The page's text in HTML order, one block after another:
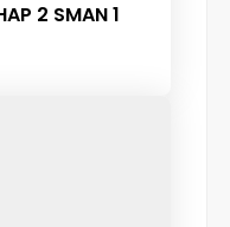
2 SMAN 1